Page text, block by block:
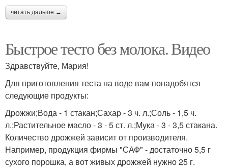
читать дальше →
Быстрое тесто без молока. Видео
Здравствуйте, Мария!
Для приготовления теста на воде вам понадобятся
следующие продукты:
Дрожжи;Вода - 1 стакан;Сахар - 3 ч. л.;Соль - 1,5 ч.
л.;Растительное масло - 3 - 5 ст. л.;Мука - 3 - 3,5 стакана.
Количество дрожжей зависит от производителя.
Например, продукция фирмы "САФ" - достаточно 5,5 г
сухого порошка, а вот живых дрожжей нужно 25 г.